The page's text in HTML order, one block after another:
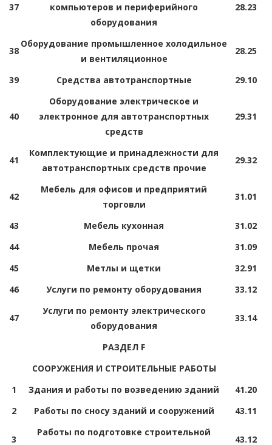
37
компьютеров и периферийного
оборудования
28.23
38
Оборудование промышленное холодильное
и вентиляционное
28.25
39 Средства автотранспортные 29.10
40
Оборудование электрическое и
электронное для автотранспортных
средств
29.31
41
Комплектующие и принадлежности для
автотранспортных средств прочие
29.32
42
Мебель для офисов и предприятий
торговли
31.01
43 Мебель кухонная
31.02
44
Мебель прочая
31.09
45
Метлы и щетки
32.91
46
Услуги по ремонту оборудования 33.12
47
Услуги по ремонту электрического
оборудования
33.14
РАЗДЕЛ F
СООРУЖЕНИЯ И СТРОИТЕЛЬНЫЕ РАБОТЫ
1
Здания и работы по возведению зданий
41.20
2
Работы по сносу зданий и сооружений 43.11
3
Работы по подготовке строительной
43.12